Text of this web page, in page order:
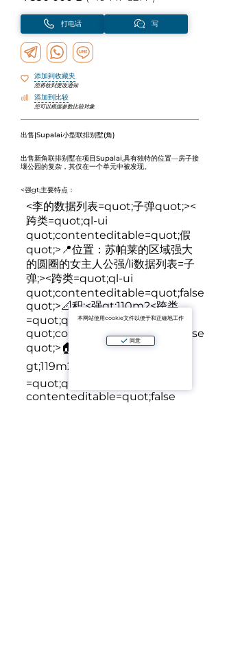
打电话 写
添加到收藏夹
您将收到更改通知
添加到比较
您可以根据参数比较对象
出售|Supalai小型联排别墅(角)
出售新角联排别墅在项目Supalai,具有独特的位置—房子接
壤公园的复杂 ，其仅在一个单元中被发现。
<强gt;主要特点：
<李的数据列表=quot;子弹quot;><
跨类=quot;ql-ui
quot;contenteditable=quot;假
quot;> 📍位置：苏帕莱的区域强大
的圆圈的女主人公强/li数据列表=子
弹;><跨类=quot;ql-ui
quot;contenteditable=quot;false
quot;>📐积:<强gt;110m2<跨类
=quot;ql-ui
quot;contenteditable=quot;false
quot;>🏠房子的大小：<强
gt;119m2
=quot;ql-ui quot;
contenteditable=quot;false
本网站使用cookie文件以便于和正确地工作
同意